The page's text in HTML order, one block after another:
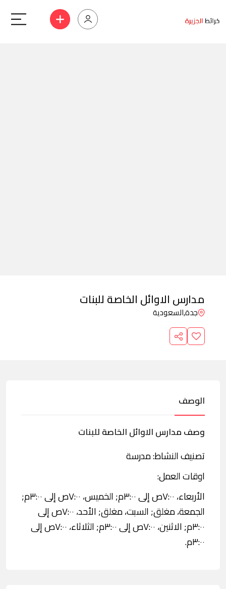
مدارس الاوائل الخاصة للبنات
جدة,السعودية
الوصف
وصف مدارس الاوائل الخاصة للبنات
تصنيف النشاط: مدرسة
اوقات العمل:
الأربعاء، ٧:٠٠ص إلى ٣:٠٠م; الخميس، ٧:٠٠ص إلى ٣:٠٠م;
الجمعة، مغلق; السبت، مغلق; الأحد، ٧:٠٠ص إلى
٣:٠٠م; الاثنين، ٧:٠٠ص إلى ٣:٠٠م; الثلاثاء، ٧:٠٠ص إلى
٣:٠٠م.